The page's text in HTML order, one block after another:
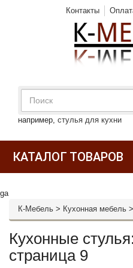
Контакты
например, стулья для кухни
КАТАЛОГ ТОВАРОВ
ga
К-Мебель > Кухонная мебель >
Кухонные
страница 9